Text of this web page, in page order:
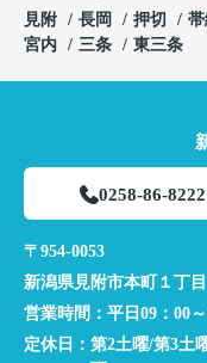
見附
長岡 押切
宮内
三条 東三条
0258-86-8222
〒954-0053
新潟県見附市本町１丁
営業時間： 平日09：00
定休日： 第2土曜/第3土